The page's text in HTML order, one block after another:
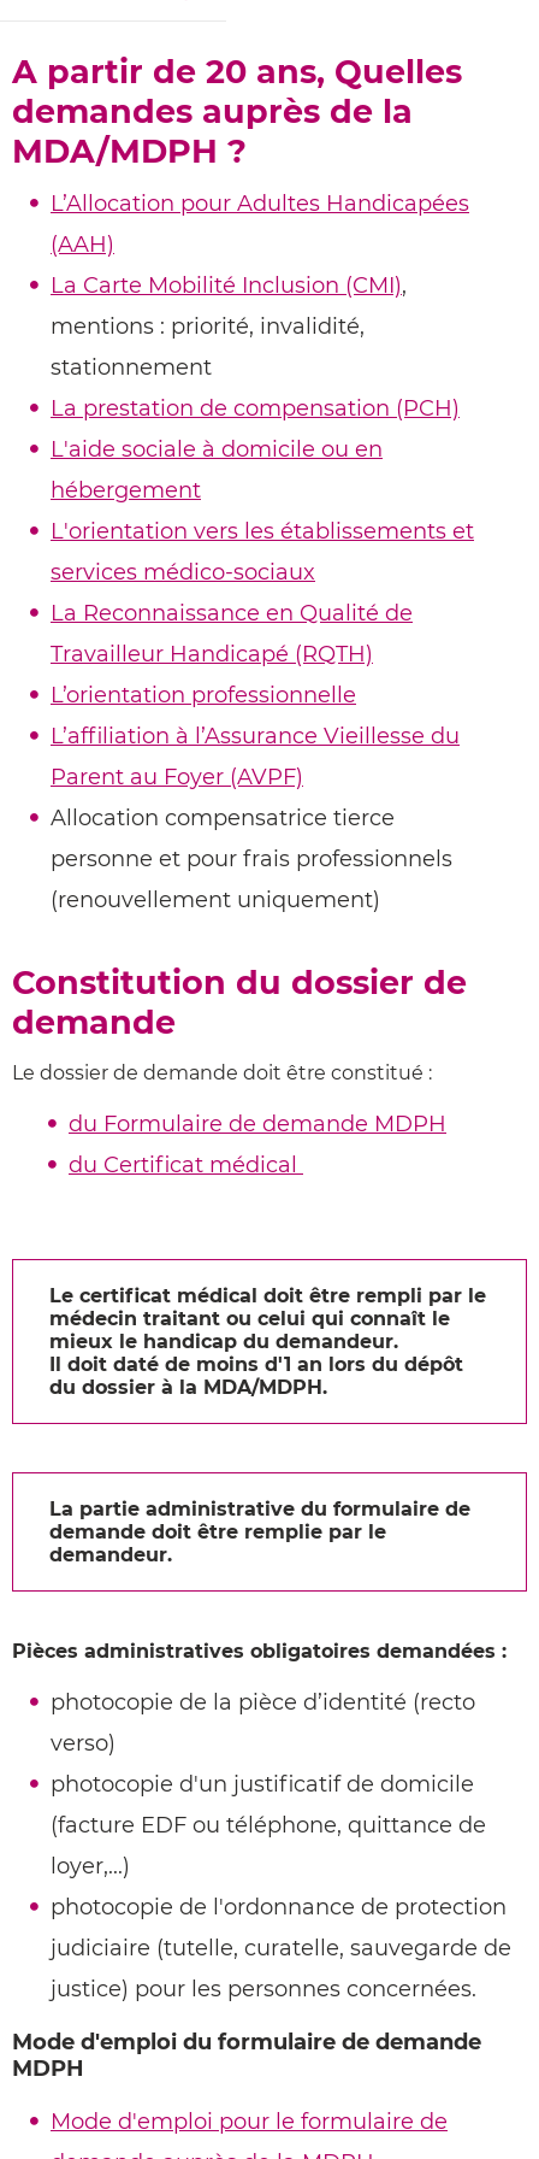
A partir de 20 ans, Quelles
demandes auprès de la
MDA/MDPH ?
L’Allocation pour Adultes Handicapées
(AAH)
La Carte Mobilité Inclusion (CMI),
mentions : priorité, invalidité,
stationnement
La prestation de compensation (PCH)
L'aide sociale à domicile ou en
hébergement
L'orientation vers les établissements et
services médico-sociaux
La Reconnaissance en Qualité de
Travailleur Handicapé (RQTH)
L’orientation professionnelle
L’affiliation à l’Assurance Vieillesse du
Parent au Foyer (AVPF)
Allocation compensatrice tierce
personne et pour frais professionnels
(renouvellement uniquement)
Constitution du dossier de
demande
Le dossier de demande doit être constitué :
du Formulaire de demande MDPH
du Certificat médical
Le certificat médical doit être rempli par le
médecin traitant ou celui qui connaît le
mieux le handicap du demandeur.
Il doit daté de moins d'1 an lors du dépôt
du dossier à la MDA/MDPH.
La partie administrative du formulaire de
demande doit être remplie par le
demandeur.
Pièces administratives obligatoires demandées :
photocopie de la pièce d’identité (recto
verso)
photocopie d'un justificatif de domicile
(facture EDF ou téléphone, quittance de
loyer,...)
photocopie de l'ordonnance de protection
judiciaire (tutelle, curatelle, sauvegarde de
justice) pour les personnes concernées.
Mode d'emploi du formulaire de demande
MDPH
Mode d'emploi pour le formulaire de